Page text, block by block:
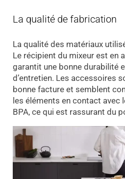
La qualité de fabrication
La qualité des matériaux
Le récipient du mixeur est en
garantit une bonne durabilité
d’entretien. Les accessoires
bonne facture et semblent
les éléments en contact avec
BPA, ce qui est rassurant du